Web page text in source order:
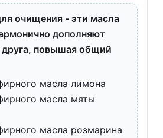
очищения - эти масла
дополняют
друга, повышая общий
масла лимона
масла мяты
масла розмарина